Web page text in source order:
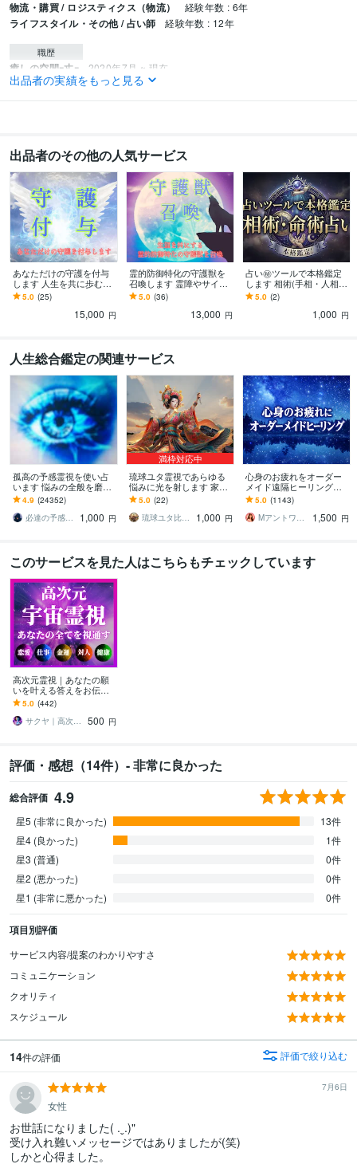
物流・購買 / ロジスティクス（物流） 経験年数 : 6年
ライフスタイル・その他 / 占い師 経験年数 : 12年
職歴
癒しの空間ｰ丈ｰ 2020年7月 ~ 現在
住まい・美容・生活相談 夢占い
夢 占い タロット占い オラクルカード
占い タロット占い
占い 恋愛 ビジネス
出品者の実績をもっと見る
出品者のその他の人気サービス
あなただけの守護を付与
します 人生を共に歩む唯
一無二の守護を付与しま
す。
5.0 (25)
15,000 円
霊的防御特化の守護獣を
召喚します 霊障やサイキ
ックアタックからあなた
を護ります。
5.0 (36)
13,000 円
占い㊙️ツールで本格鑑定
します 相術(手相・人相)
と命術(占星術・数秘術…
等)で本格鑑定!!
5.0 (2)
1,000 円
人生総合鑑定の関連サービス
孤高の予感霊視を使い占
います 悩みの全般を磨き
上げ、研ぎ澄ました予感
より霊視により導きます
4.9 (24352)
必達の予感霊視 渡邊 潤一
1,000 円
満枠対応中
琉球ユタ霊視であらゆる
悩みに光を射します 家
族・子宝・金運・人間関
係・仕事運・恋愛などあ
らゆる悩みを
5.0 (22)
琉球ユタ比嘉にらい
1,000 円
心身のお疲れをオーダー
メイド遠隔ヒーリングし
ます お疲れが取れない、
スッキリしない❤基本即レ
スです❤
5.0 (1143)
Mアントワネット＠駆け込み寺
1,500 円
このサービスを見た人はこちらもチェックしています
高次元霊視｜あなたの願
いを叶える答えをお伝え
します 恋愛・仕事・金
運・人間関係など｜あな
たを願望成就へ導く霊視
5.0 (442)
サクヤ｜高次元スピリット
500 円
評価・感想（14件）- 非常に良かった
総合評価 4.9
星5 (非常に良かった)
13件
星4 (良かった)
1件
星3 (普通)
0件
星2 (悪かった)
0件
星1 (非常に悪かった)
0件
項目別評価
サービス内容/提案のわかりやすさ
コミュニケーション
クオリティ
スケジュール
14件の評価 評価で絞り込む
7月6日
女性
お世話になりました( .ˬ.)"
受け入れ難いメッセージではありましたが(笑)
しかと心得ました。